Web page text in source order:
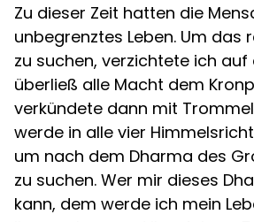
Zu dieser Zeit hatten die
unbegrenztes Leben. Um das
zu suchen, verzichtete ich auf
überließ alle Macht dem
verkündete dann mit
werde in alle vier
um nach dem Dharma des
zu suchen. Wer mir dieses
kann, dem werde ich mein